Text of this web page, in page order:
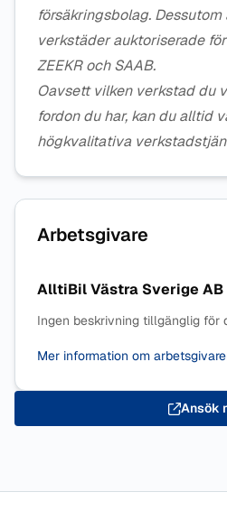
försäkringsbolag.
verkstäder auktoriserade
ZEEKR och SAAB.
Oavsett vilken verkstad du
fordon du har, kan du alltid
högkvalitativa
Arbetsgivare
AlltiBil Västra Sverige AB
Ingen beskrivning tillgänglig för
Mer information om
Ansök